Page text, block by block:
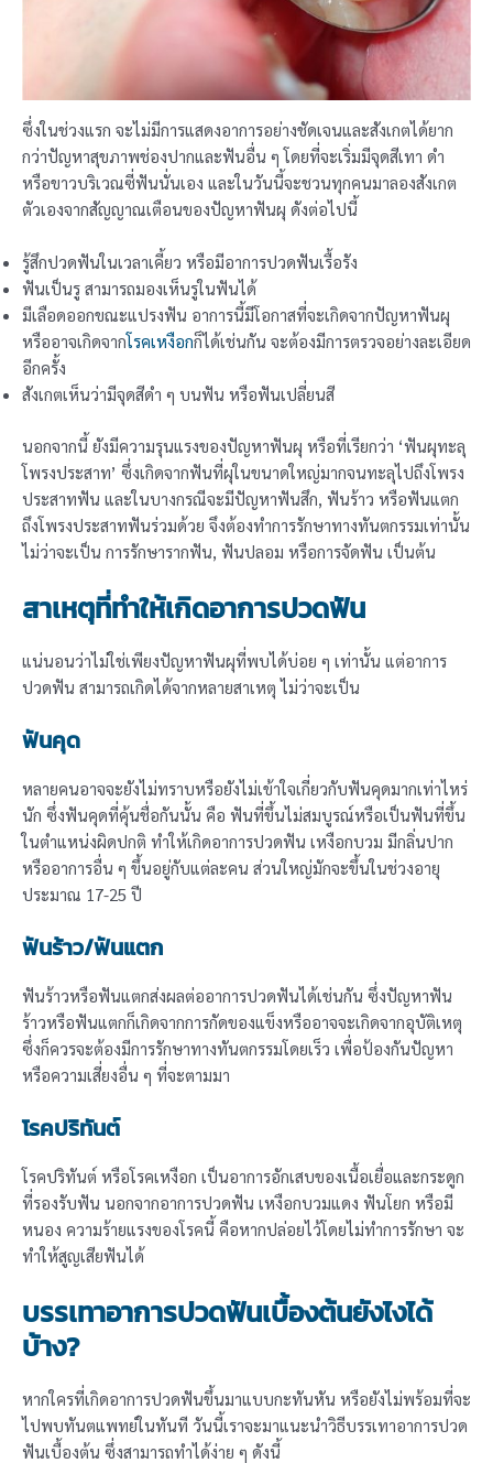
ซึ่งในช่วงแรก จะไม่มีการแสดงอาการอย่างชัดเจนและสังเกตได้ยาก
กว่าปัญหาสุขภาพช่องปากและฟันอื่น ๆ โดยที่จะเริ่มมีจุดสีเทา ดำ
หรือขาวบริเวณซี่ฟันนั่นเอง และในวันนี้จะชวนทุกคนมาลองสังเกต
ตัวเองจากสัญญาณเตือนของปัญหาฟันผุ ดังต่อไปนี้
รู้สึกปวดฟันในเวลาเคี้ยว หรือมีอาการปวดฟันเรื้อรัง
ฟันเป็นรู สามารถมองเห็นรูในฟันได้
มีเลือดออกขณะแปรงฟัน อาการนี้มีโอกาสที่จะเกิดจากปัญหาฟันผุ
หรืออาจเกิดจากโรคเหงือกก็ได้เช่นกัน จะต้องมีการตรวจอย่างละเอียด
อีกครั้ง
สังเกตเห็นว่ามีจุดสีดำ ๆ บนฟัน หรือฟันเปลี่ยนสี
นอกจากนี้ ยังมีความรุนแรงของปัญหาฟันผุ หรือที่เรียกว่า ‘ฟันผุทะลุ
โพรงประสาท’ ซึ่งเกิดจากฟันที่ผุในขนาดใหญ่มากจนทะลุไปถึงโพรง
ประสาทฟัน และในบางกรณีจะมีปัญหาฟันสึก, ฟันร้าว หรือฟันแตก
ถึงโพรงประสาทฟันร่วมด้วย จึงต้องทำการรักษาทางทันตกรรมเท่านั้น
ไม่ว่าจะเป็น การรักษารากฟัน, ฟันปลอม หรือการจัดฟัน เป็นต้น
สาเหตุที่ทำให้เกิดอาการปวดฟัน
แน่นอนว่าไม่ใช่เพียงปัญหาฟันผุที่พบได้บ่อย ๆ เท่านั้น แต่อาการ
ปวดฟัน สามารถเกิดได้จากหลายสาเหตุ ไม่ว่าจะเป็น
ฟันคุด
หลายคนอาจจะยังไม่ทราบหรือยังไม่เข้าใจเกี่ยวกับฟันคุดมากเท่าไหร่
นัก ซึ่งฟันคุดที่คุ้นชื่อกันนั้น คือ ฟันที่ขึ้นไม่สมบูรณ์หรือเป็นฟันที่ขึ้น
ในตำแหน่งผิดปกติ ทำให้เกิดอาการปวดฟัน เหงือกบวม มีกลิ่นปาก
หรืออาการอื่น ๆ ขึ้นอยู่กับแต่ละคน ส่วนใหญ่มักจะขึ้นในช่วงอายุ
ประมาณ 17-25 ปี
ฟันร้าว/ฟันแตก
ฟันร้าวหรือฟันแตกส่งผลต่ออาการปวดฟันได้เช่นกัน ซึ่งปัญหาฟัน
ร้าวหรือฟันแตกก็เกิดจากการกัดของแข็งหรืออาจจะเกิดจากอุบัติเหตุ
ซึ่งก็ควรจะต้องมีการรักษาทางทันตกรรมโดยเร็ว เพื่อป้องกันปัญหา
หรือความเสี่ยงอื่น ๆ ที่จะตามมา
โรคปริทันต์
โรคปริทันต์ หรือโรคเหงือก เป็นอาการอักเสบของเนื้อเยื่อและกระดูก
ที่รองรับฟัน นอกจากอาการปวดฟัน เหงือกบวมแดง ฟันโยก หรือมี
หนอง ความร้ายแรงของโรคนี้ คือหากปล่อยไว้โดยไม่ทำการรักษา จะ
ทำให้สูญเสียฟันได้
บรรเทาอาการปวดฟันเบื้องต้นยังไงได้
บ้าง?
หากใครที่เกิดอาการปวดฟันขึ้นมาแบบกะทันหัน หรือยังไม่พร้อมที่จะ
ไปพบทันตแพทย์ในทันที วันนี้เราจะมาแนะนำวิธีบรรเทาอาการปวด
ฟันเบื้องต้น ซึ่งสามารถทำได้ง่าย ๆ ดังนี้